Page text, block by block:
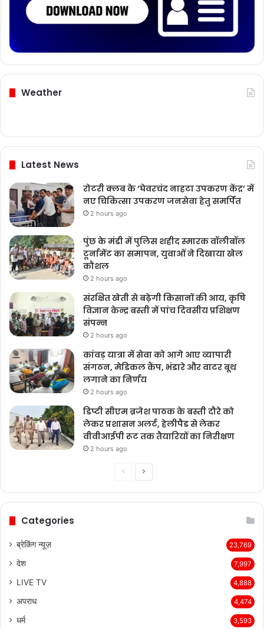
Weather
Latest News
रोटरी क्लब के ‘घेवरचंद नाहटा उपकरण केंद्र’ में
नए चिकित्सा उपकरण जनसेवा हेतु समर्पित
2 hours ago
पुंछ के मंडी में पुलिस शहीद स्मारक वॉलीबॉल
टूर्नामेंट का समापन, युवाओं ने दिखाया खेल
कौशल
2 hours ago
संरक्षित खेती से बढ़ेगी किसानों की आय, कृषि
विज्ञान केन्द्र बस्ती में पांच दिवसीय प्रशिक्षण
संपन्न
2 hours ago
कांवड़ यात्रा में सेवा को आगे आए व्यापारी
संगठन, मेडिकल कैंप, भंडारे और वाटर बूथ
लगाने का निर्णय
2 hours ago
डिप्टी सीएम ब्रजेश पाठक के बस्ती दौरे को
लेकर प्रशासन अलर्ट, हेलीपैड से लेकर
वीवीआईपी रूट तक तैयारियों का निरीक्षण
2 hours ago
PreviousNext
Categories
ब्रेकिंग न्यूज़ 23,769
देश 7,997
LIVE TV 4,888
अपराध 4,474
धर्म 3,593